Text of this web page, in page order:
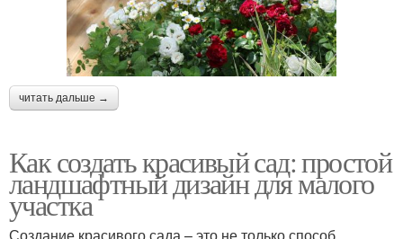
читать дальше →
Как создать красивый сад: простой
ландшафтный дизайн для малого
участка
Создание красивого сада – это не только способ